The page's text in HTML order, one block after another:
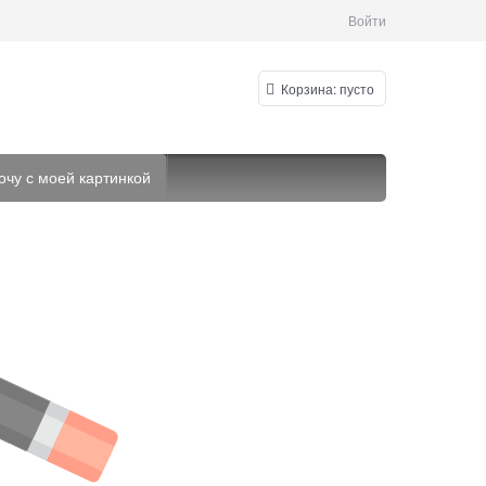
Войти
Корзина:пусто
с моей картинкой